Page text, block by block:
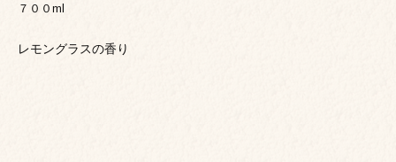
７００ml
レモングラスの香り